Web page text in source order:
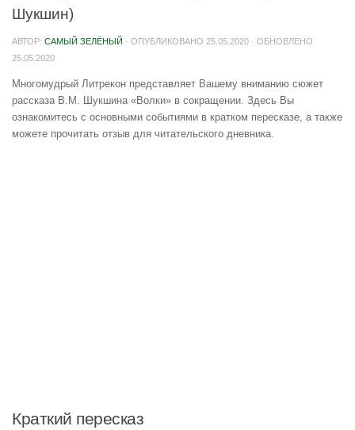
Шукшин)
АВТОР: САМЫЙ ЗЕЛЁНЫЙ · ОПУБЛИКОВАНО 25.05.2020 · ОБНОВЛЕНО
25.05.2020
Многомудрый Литрекон представляет Вашему вниманию сюжет
рассказа В.М. Шукшина «Волки» в сокращении. Здесь Вы
ознакомитесь с основными событиями в кратком пересказе, а также
можете прочитать отзыв для читательского дневника.
Краткий пересказ